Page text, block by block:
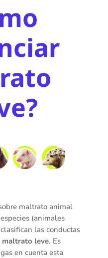
maltrato animal
(animales
las conductas
maltrato leve. Es
en cuenta esta